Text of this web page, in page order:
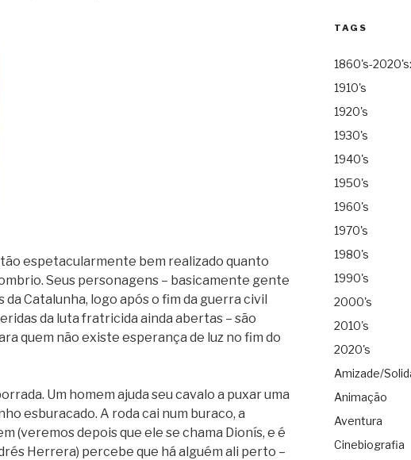
stars
espetacularmente bem realizado quanto
Seus personagens – basicamente gente
da Catalunha, logo após o fim da guerra civil
da luta fratricida ainda abertas – são
quem não existe esperança de luz no fim do
Um homem ajuda seu cavalo a puxar uma
esburacado. A roda cai num buraco, a
(veremos depois que ele se chama Dionís, e é
Herrera) percebe que há alguém ali perto –
TAGS
1860's-
1910's
1920's
1930's
1940's
1950's
1960's
1970's
1980's
1990's
2000's
2010's
2020's
Amizade/
Animação
Aventura
Cinebiografia